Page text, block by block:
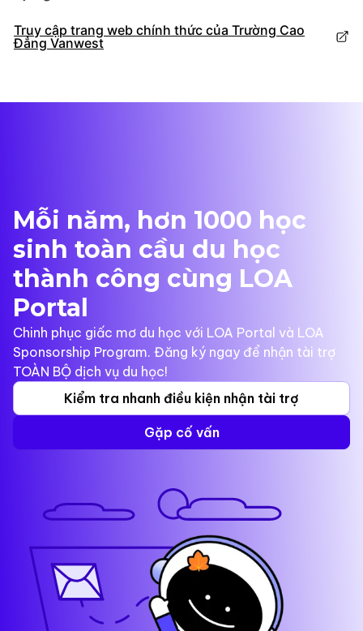
Truy cập trang web chính thức của Trường Cao
Đẳng Vanwest
Mỗi năm, hơn 1000 học
sinh toàn cầu du học
thành công cùng LOA
Portal
Chinh phục giấc mơ du học với LOA Portal và LOA
Sponsorship Program. Đăng ký ngay để nhận tài trợ
TOÀN BỘ dịch vụ du học!
Kiểm tra nhanh điều kiện nhận tài trợ
Gặp cố vấn